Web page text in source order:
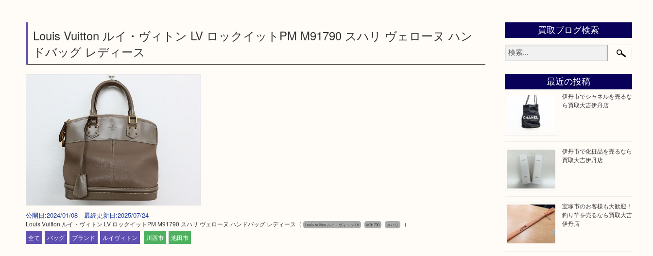
Louis Vuitton ルイ・ヴィトン LV ロックイットPM M91790 スハリ ヴェローヌ ハン
ドバッグ レディース
公開日:2024/01/08 最終更新日:2025/07/24
Louis Vuitton ルイ・ヴィトン LV ロックイットPM M91790 スハリ ヴェローヌ ハンドバッグ レディース （ Louis Vuitton ルイ・ヴィトン LV M91790 スハリ
）
全て
バッグ ブランド ルイヴィトン 川西市 池田市
買取ブログ検索
最近の投稿
伊丹市でシャネルを売るな
ら買取大吉伊丹店
伊丹市で化粧品を売るなら
買取大吉伊丹店
宝塚市のお客様も大歓迎！
釣り竿を売るなら買取大吉
伊丹店